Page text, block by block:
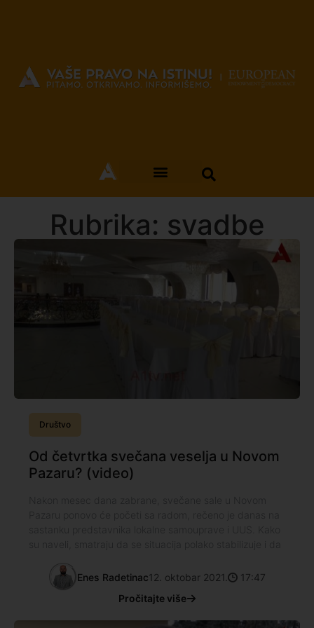
Rubrika: svadbe
Društvo
Od četvrtka svečana veselja u Novom
Pazaru? (video)
Enes Radetinac12. oktobar 2021.
17:47
Pročitajte više